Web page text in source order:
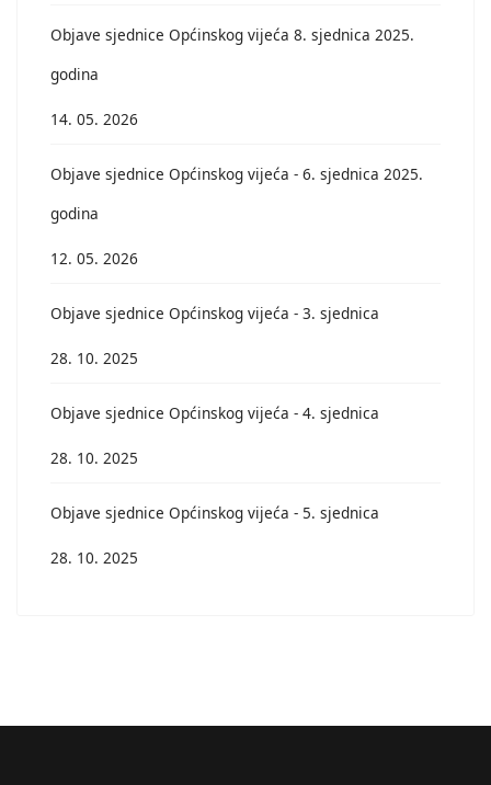
Objave sjednice Općinskog vijeća 8. sjednica 2025.
godina
14. 05. 2026
Objave sjednice Općinskog vijeća - 6. sjednica 2025.
godina
12. 05. 2026
Objave sjednice Općinskog vijeća - 3. sjednica
28. 10. 2025
Objave sjednice Općinskog vijeća - 4. sjednica
28. 10. 2025
Objave sjednice Općinskog vijeća - 5. sjednica
28. 10. 2025